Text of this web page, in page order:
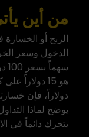
من أين
الربح أو
الدخول وسعر
يوضح لماذا
يتحرك دائماً في